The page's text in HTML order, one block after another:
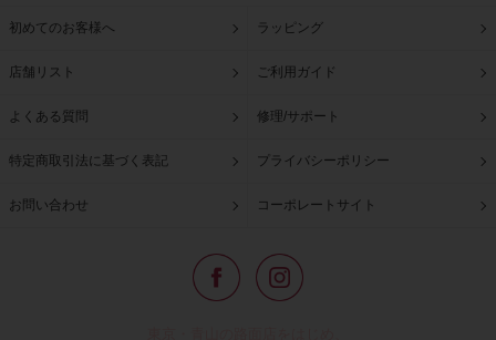
初めてのお客様へ ラッピング
店舗リスト ご利用ガイド
よくある質問 修理/サポート
特定商取引法に基づく表記 プライバシーポリシー
お問い合わせ コーポレートサイト